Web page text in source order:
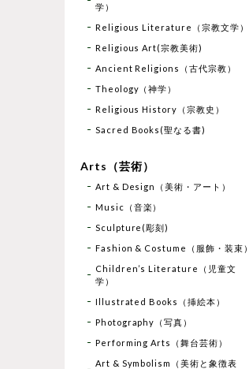
学）
Religious Literature（宗教文学）
Religious Art(宗教美術)
Ancient Religions（古代宗教）
Theology（神学）
Religious History（宗教史）
Sacred Books(聖なる書)
Arts（芸術）
Art & Design（美術・アート）
Music（音楽）
Sculpture(彫刻)
Fashion & Costume（服飾・装束）
Children’s Literature（児童文
学）
Illustrated Books（挿絵本）
Photography（写真）
Performing Arts（舞台芸術）
Art & Symbolism（美術と象徴表